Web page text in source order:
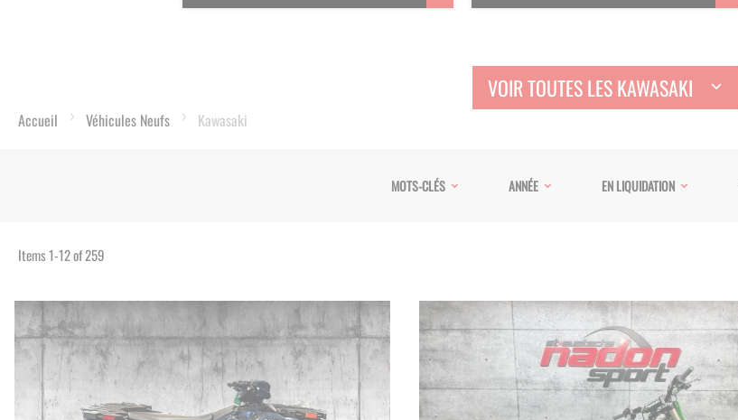
VOIR TOUTES LES KAWASAKI
Accueil Véhicules Neufs Kawasaki
MOTS-CLÉS ANNÉE EN LIQUIDATION
Items1-12of259